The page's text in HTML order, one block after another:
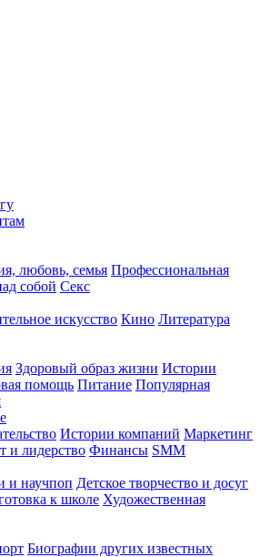
любовь, семья Профессиональная
собой Секс
искусство Кино Литература
Здоровый образ жизни Истории
помощь Питание Популярная
Истории компаний Маркетинг
и лидерство Финансы SMM
и научпоп Детское творчество и досуг
к школе Художественная
Биографии других известных